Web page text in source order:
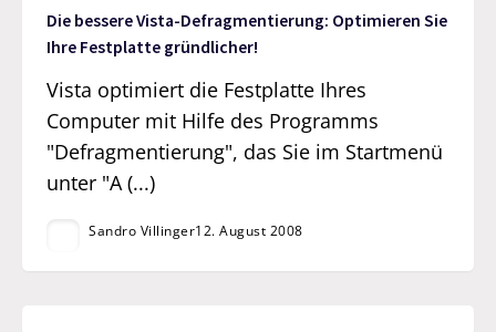
Die bessere Vista-Defragmentierung: Optimieren Sie
Ihre Festplatte gründlicher!
Vista optimiert die Festplatte Ihres
Computer mit Hilfe des Programms
"Defragmentierung", das Sie im Startmenü
unter "A (...)
Sandro Villinger12. August 2008